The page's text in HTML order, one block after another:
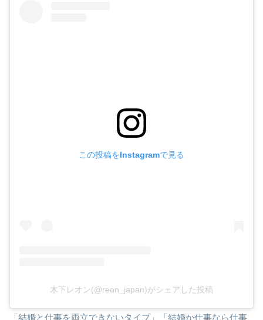
この投稿をInstagramで見る
木下レオン(@reon_japan)がシェアした投稿
「結婚と仕事を両立できないタイプ」「結婚か仕事なら仕事